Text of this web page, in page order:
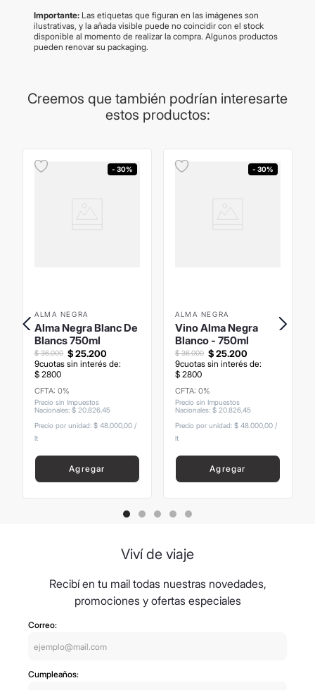
Importante:Las etiquetas que figuran en las imágenes son
ilustrativas, y la añada visible puede no coincidir con el stock
disponible al momento de realizar la compra. Algunos productos
pueden renovar su packaging.
Creemos que también podrían interesarte
estos productos:
- 30%
ALMA NEGRA
Alma Negra Blanc De
Blancs 750ml
$25.200
$ 36.000
9cuotas sin interés de:
$ 2800
CFTA: 0%
Precio sin Impuestos
Nacionales: $ 2082645
Precio por unidad: $ 48.000,00 /
lt
Agregar
- 30%
ALMA NEGRA
Vino Alma Negra
Blanco - 750ml
$25.200
$ 36.000
9cuotas sin interés de:
$ 2800
CFTA: 0%
Precio sin Impuestos
Nacionales: $ 2082645
Precio por unidad: $ 48.000,00 /
lt
Agregar
Viví de viaje
Recibí en tu mail todas nuestras novedades,
promociones y ofertas especiales
Correo:
Cumpleaños: